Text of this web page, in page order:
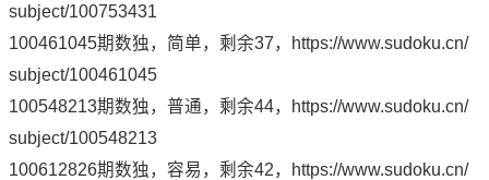
subject/100753431
100461045期数独，简单，剩余37，
https://www.sudoku.cn/
subject/100461045
100548213期数独，普通，剩余44，
https://www.sudoku.cn/
subject/100548213
100612826期数独，容易，剩余42，
https://www.sudoku.cn/